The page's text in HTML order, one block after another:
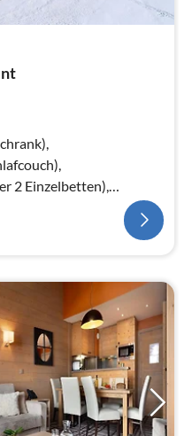
2 Einzelbetten),
oder 2